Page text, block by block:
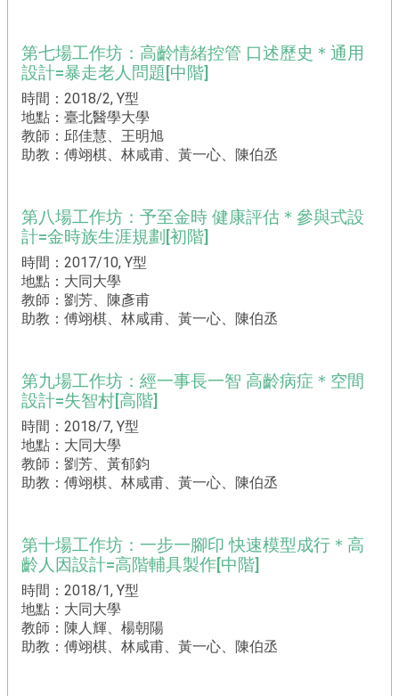
第七場工作坊：高齡情緒控管 口述歷史＊通用
設計=暴走老人問題[中階]
時間：2018/2, Y型
地點：臺北醫學大學
教師：邱佳慧、王明旭
助教：傅翊棋、林咸甫、黃一心、陳伯丞
第八場工作坊：予至金時 健康評估＊參與式設
計=金時族生涯規劃[初階]
時間：2017/10, Y型
地點：大同大學
教師：劉芳、陳彥甫
助教：傅翊棋、林咸甫、黃一心、陳伯丞
第九場工作坊：經一事長一智 高齡病症＊空間
設計=失智村[高階]
時間：2018/7, Y型
地點：大同大學
教師：劉芳、黃郁鈞
助教：傅翊棋、林咸甫、黃一心、陳伯丞
第十場工作坊：一步一腳印 快速模型成行＊高
齡人因設計=高階輔具製作[中階]
時間：2018/1, Y型
地點：大同大學
教師：陳人輝、楊朝陽
助教：傅翊棋、林咸甫、黃一心、陳伯丞